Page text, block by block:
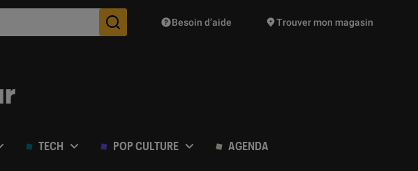
Des suggestions de produits vont vous être proposées
Besoin d’aide Trouver mon magasin
TECH POP CULTURE AGENDA